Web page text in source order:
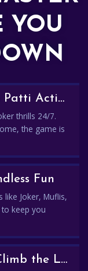
YOU
🎮 Anytime, Anywhere Teen Patti Action
thrills 24/7.
the game is
Fun
like Joker, Muflis,
keep you
💰 Win Real Rewards and Climb the Leaderboard